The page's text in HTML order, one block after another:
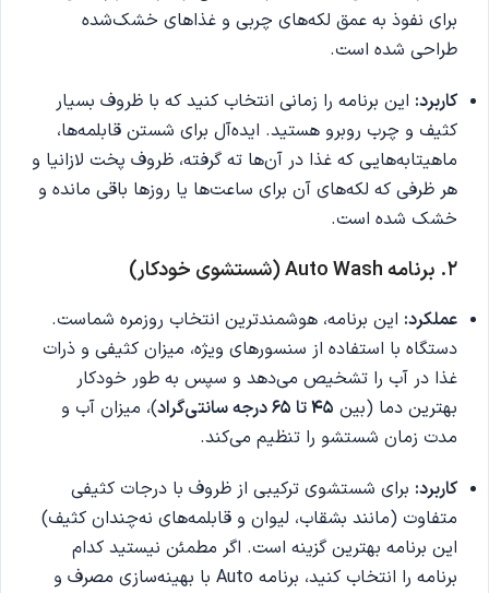
برای نفوذ به عمق لکه‌های چربی و غذاهای خشک‌شده
طراحی شده است.
کاربرد: این برنامه را زمانی انتخاب کنید که با ظروف بسیار
کثیف و چرب روبرو هستید. ایده‌آل برای شستن قابلمه‌ها،
ماهیتابه‌هایی که غذا در آن‌ها ته گرفته، ظروف پخت لازانیا و
هر ظرفی که لکه‌های آن برای ساعت‌ها یا روزها باقی مانده و
خشک شده است.
۲. برنامه Auto Wash (شستشوی خودکار)
عملکرد: این برنامه، هوشمندترین انتخاب روزمره شماست.
دستگاه با استفاده از سنسورهای ویژه، میزان کثیفی و ذرات
غذا در آب را تشخیص می‌دهد و سپس به طور خودکار
بهترین دما (بین ۴۵ تا ۶۵ درجه سانتی‌گراد
)، میزان آب و
مدت زمان شستشو را تنظیم می‌کند.
کاربرد: برای شستشوی ترکیبی از ظروف با درجات کثیفی
متفاوت (مانند بشقاب، لیوان و قابلمه‌های نه‌چندان کثیف)
این برنامه بهترین گزینه است. اگر مطمئن نیستید کدام
برنامه را انتخاب کنید، برنامه Auto با بهینه‌سازی مصرف و